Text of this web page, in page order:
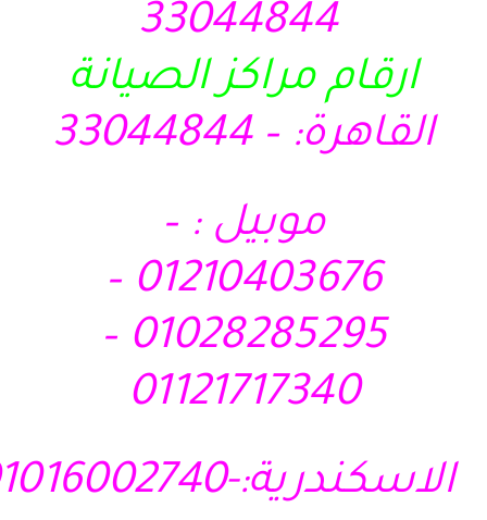
33044844
ارقام مراكز الصيانة
القاهرة: – 33044844
موبيل : –
01210403676 –
01028285295 –
01121717340
الاسكندرية:-01016002740